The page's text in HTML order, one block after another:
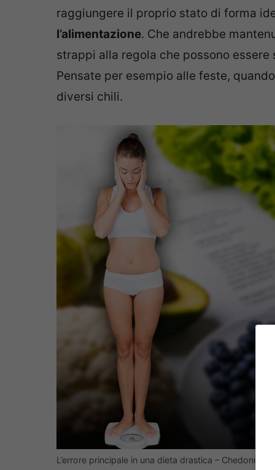
raggiungere il proprio stato di forma
l’alimentazione. Che andrebbe
strappi alla regola che possono
Pensate per esempio alle feste,
diversi chili.
L’errore principale in una dieta drastica – Chedonna.it